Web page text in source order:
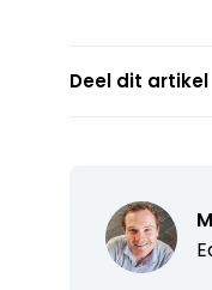
Deel dit artikel